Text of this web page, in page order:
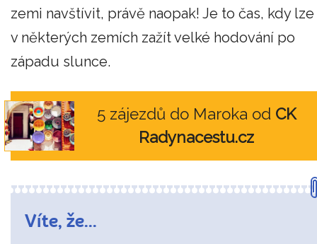
zemi navštívit, právě naopak! Je to čas, kdy lze
v některých zemích zažít velké hodování po
západu slunce.
5 zájezdů do Maroka od CK
Radynacestu.cz
Víte, že...